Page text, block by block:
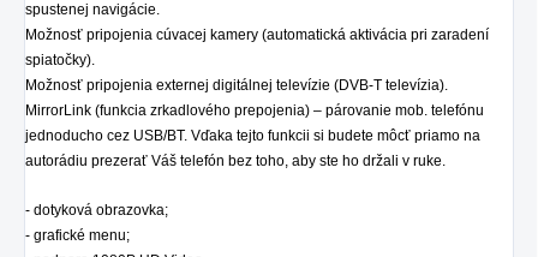
spustenej navigácie.
Možnosť pripojenia cúvacej kamery (automatická aktivácia pri zaradení
spiatočky).
Možnosť pripojenia externej digitálnej televízie (DVB-T televízia).
MirrorLink (funkcia zrkadlového prepojenia) – párovanie mob. telefónu
jednoducho cez USB/BT. Vďaka tejto funkcii si budete môcť priamo na
autorádiu prezerať Váš telefón bez toho, aby ste ho držali v ruke.
- dotyková obrazovka;
- grafické menu;